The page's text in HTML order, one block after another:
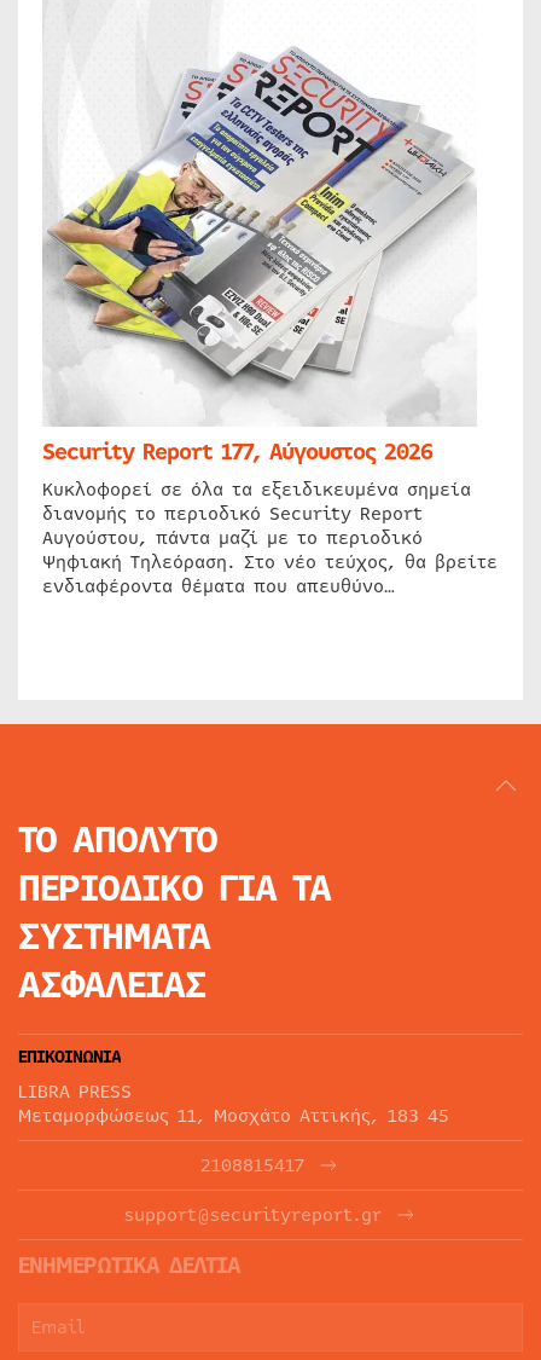
Security Report 177, Αύγουστος 2026
Κυκλοφορεί σε όλα τα εξειδικευμένα σημεία
διανομής το περιοδικό Security Report
Αυγούστου, πάντα μαζί με το περιοδικό
Ψηφιακή Τηλεόραση. Στο νέο τεύχος, θα βρείτε
ενδιαφέροντα θέματα που απευθύνο…
ΤΟ ΑΠΟΛΥΤΟ
ΠΕΡΙΟΔΙΚΟ ΓΙΑ ΤΑ
ΣΥΣΤΗΜΑΤΑ
ΑΣΦΑΛΕΙΑΣ
ΕΠΙΚΟΙΝΩΝΙΑ
LIBRA PRESS
Μεταμορφώσεως 11, Μοσχάτο Αττικής, 183 45
2108815417
support@securityreport.gr
ΕΝΗΜΕΡΩΤΙΚΑ ΔΕΛΤΙΑ